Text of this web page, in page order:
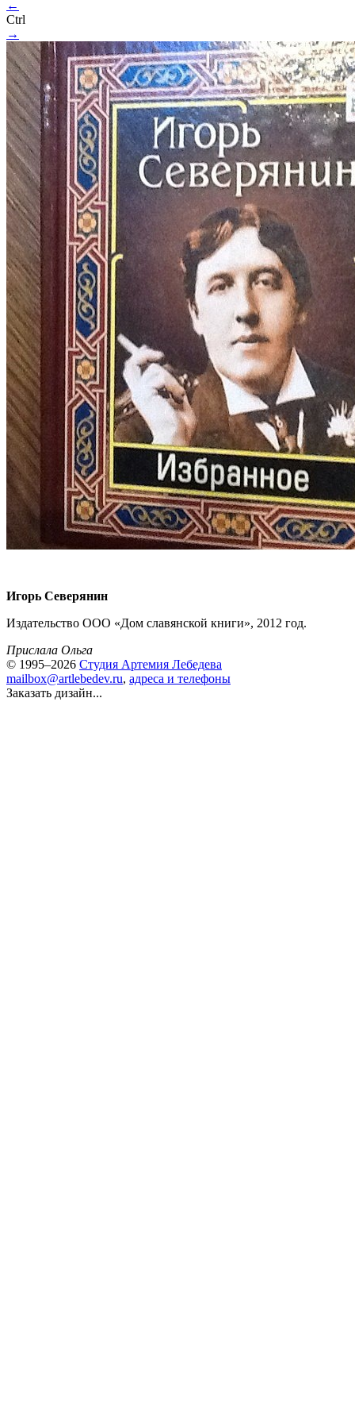
←
Ctrl
→
Игорь Северянин
Издательство ООО «Дом славянской книги», 2012 год.
Прислала Ольга
© 1995–2026 Студия Артемия Лебедева
mailbox@artlebedev.ru, адреса и телефоны
Заказать дизайн...